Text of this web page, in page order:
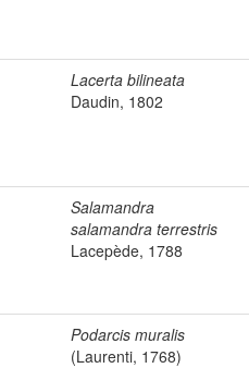
Lacerta bilineata
Daudin, 1802
Salamandra
salamandra terrestris
Lacepède, 1788
Podarcis muralis
(Laurenti, 1768)